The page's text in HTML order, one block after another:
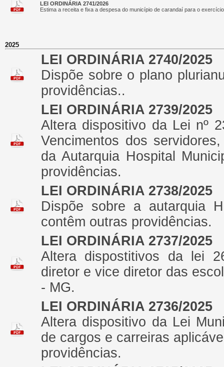
LEI ORDINÁRIA 2741/2026
Estima a receita e fixa a despesa do município de carandaí para o
2025
LEI ORDINÁRIA 2740/2025
Dispõe sobre o plano
providências..
LEI ORDINÁRIA 2739/2025
Altera dispositivo da Lei nº
Vencimentos dos
da Autarquia Hospital
providências.
LEI ORDINÁRIA 2738/2025
Dispõe sobre a autarquia
contêm outras providências.
LEI ORDINÁRIA 2737/2025
Altera dispostitivos da lei
diretor e vice diretor das
- MG.
LEI ORDINÁRIA 2736/2025
Altera dispositivo da Lei
de cargos e carreiras
providências.